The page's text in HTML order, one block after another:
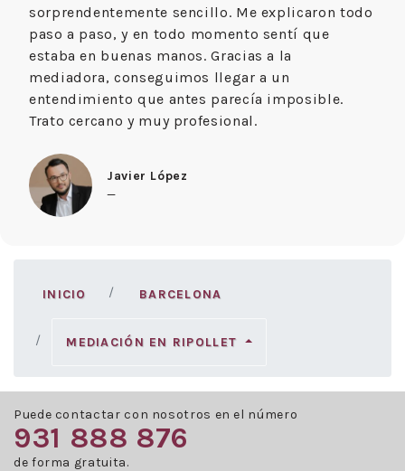
sorprendentemente sencillo. Me explicaron todo
paso a paso, y en todo momento sentí que
estaba en buenas manos. Gracias a la
mediadora, conseguimos llegar a un
entendimiento que antes parecía imposible.
Trato cercano y muy profesional.
Javier López
—
INICIO BARCELONA
MEDIACIÓN EN RIPOLLET
Puede contactar con nosotros en el número
931 888 876
de forma gratuita.